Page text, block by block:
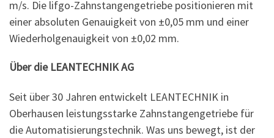
m/s. Die lifgo-Zahnstangengetriebe positionieren mit
einer absoluten Genauigkeit von ±0,05 mm und einer
Wiederholgenauigkeit von ±0,02 mm.
Über die LEANTECHNIK AG
Seit über 30 Jahren entwickelt LEANTECHNIK in
Oberhausen leistungsstarke Zahnstangengetriebe für
die Automatisierungstechnik. Was uns bewegt, ist der